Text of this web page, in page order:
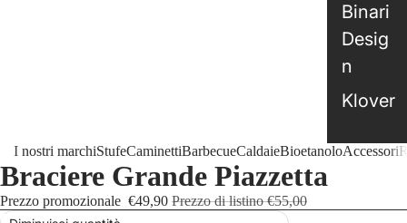
Binari
Desig
n
Klover
I nostri marchiStufeCaminettiBarbecueCaldaieBioetanoloAccessori
Braciere Grande Piazzetta
Prezzo promozionale €49,90 Prezzo di listino€55,00